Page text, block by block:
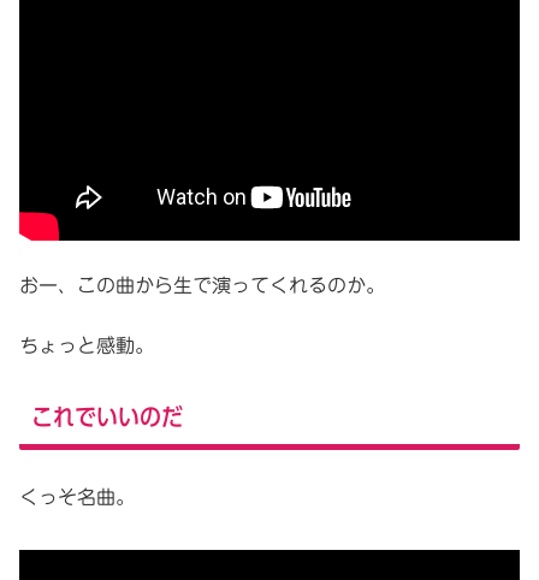
おー、この曲から生で演ってくれるのか。
ちょっと感動。
これでいいのだ
くっそ名曲。